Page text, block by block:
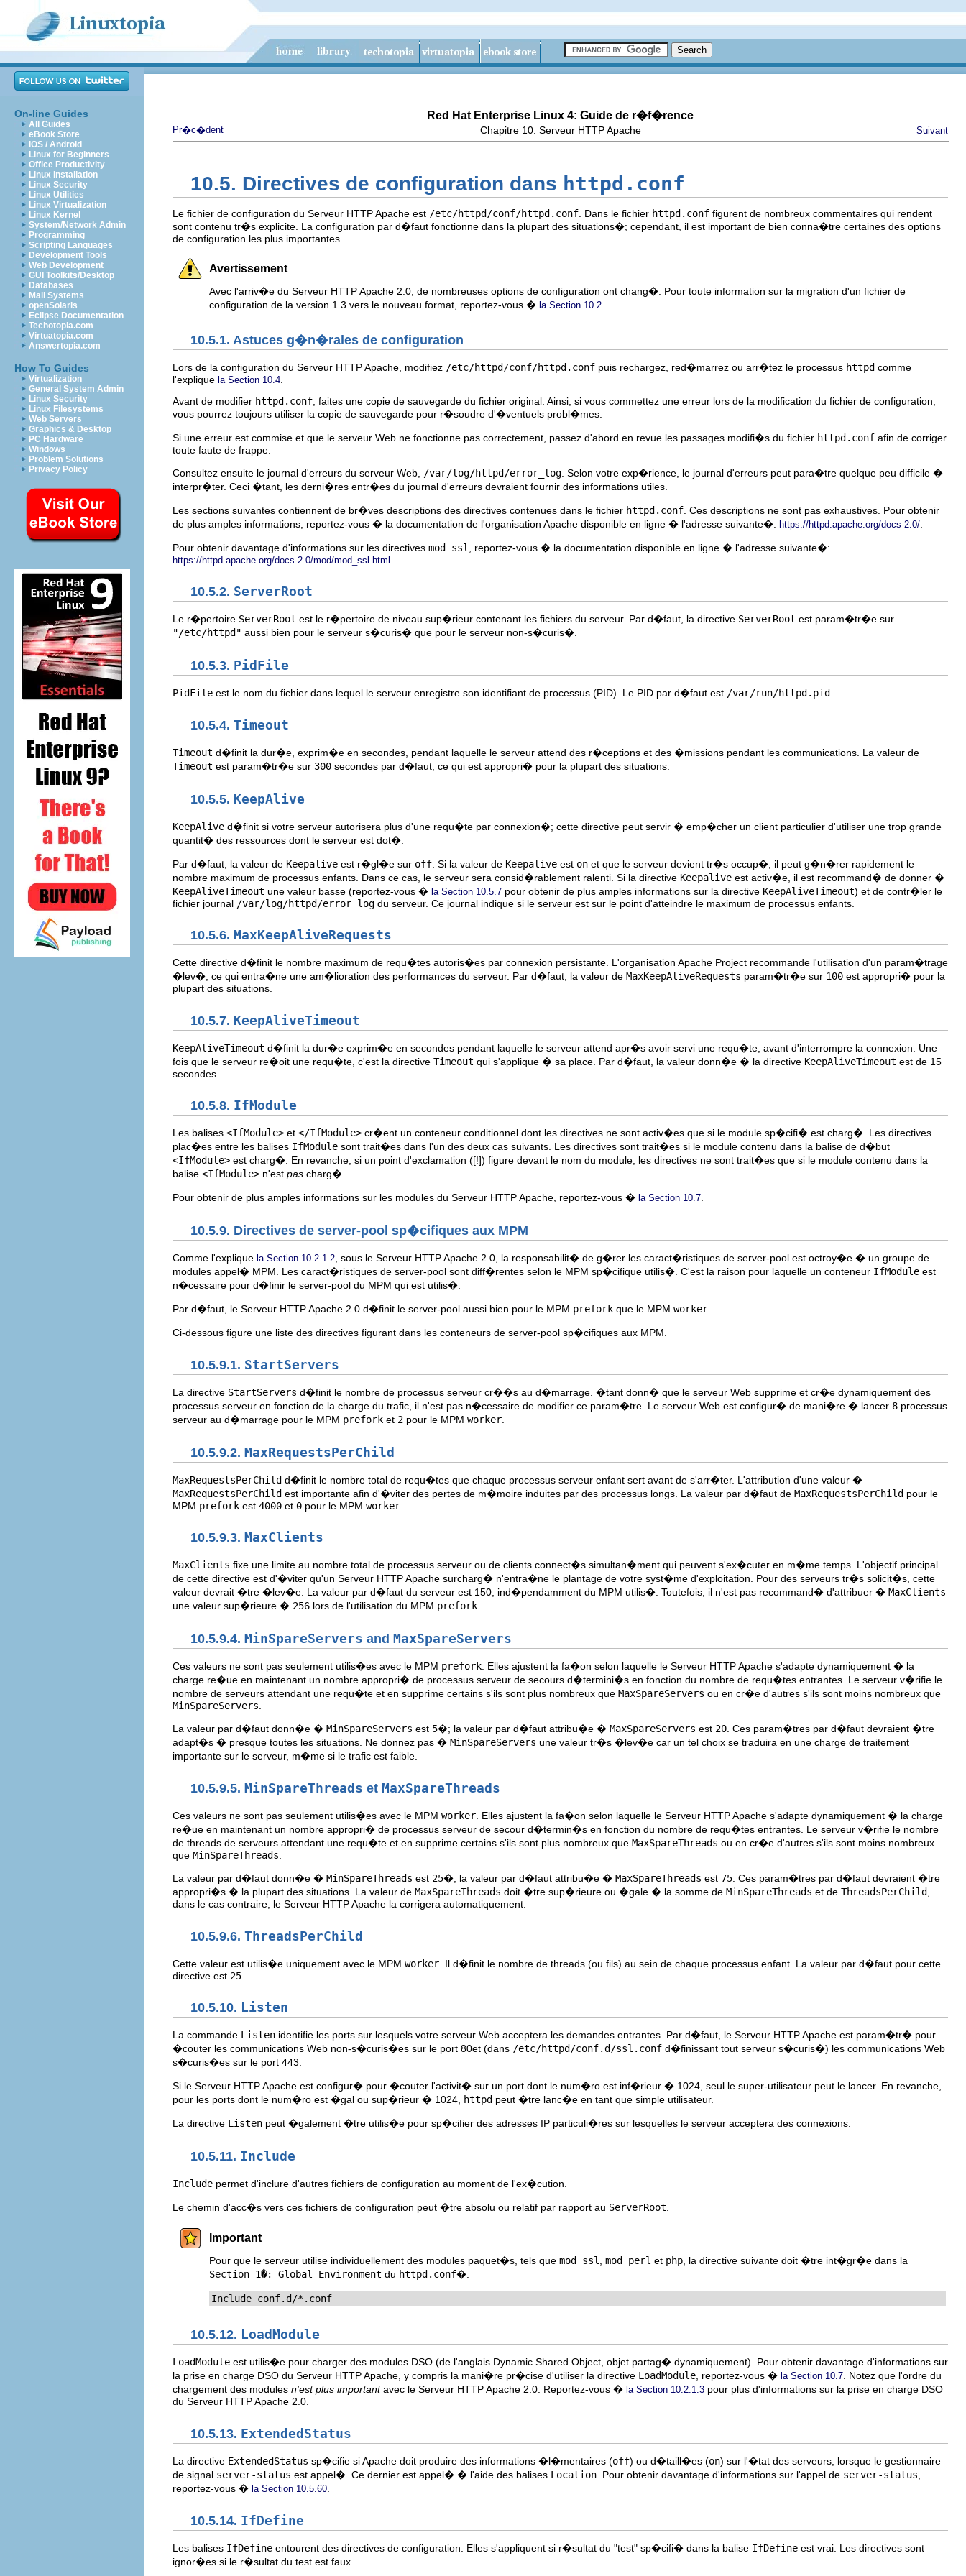
On-line Guides
All Guides
eBook Store
iOS / Android
Linux for Beginners
Office Productivity
Linux Installation
Linux Security
Linux Utilities
Linux Virtualization
Linux Kernel
System/Network Admin
Programming
Scripting Languages
Development Tools
Web Development
GUI Toolkits/Desktop
Databases
Mail Systems
openSolaris
Eclipse Documentation
Techotopia.com
Virtuatopia.com
Answertopia.com
How To Guides
Virtualization
General System Admin
Linux Security
Linux Filesystems
Web Servers
Graphics & Desktop
PC Hardware
Windows
Problem Solutions
Privacy Policy
Red Hat Enterprise Linux 4: Guide de r�f�rence
Pr�c�dent Chapitre 10. Serveur HTTP Apache Suivant
10.5. Directives de configuration dans httpd.conf
Le fichier de configuration du Serveur HTTP Apache est /etc/httpd/conf/httpd.conf . Dans le fichier httpd.conf figurent de nombreux commentaires qui rendent
sont contenu tr�s explicite. La configuration par d�faut fonctionne dans la plupart des situations�; cependant, il est important de bien conna�tre certaines des options
de configuration les plus importantes.
Avertissement
Avec l'arriv�e du Serveur HTTP Apache 2.0, de nombreuses options de configuration ont chang�. Pour toute information sur la migration d'un fichier de
configuration de la version 1.3 vers le nouveau format, reportez-vous � la Section 10.2
10.5.1. Astuces g�n�rales de configuration
Lors de la configuration du Serveur HTTP Apache, modifiez /etc/httpd/conf/httpd.conf puis rechargez, red�marrez ou arr�tez le processus httpd comme
l'explique la Section 10.4
Avant de modifier httpd.conf , faites une copie de sauvegarde du fichier original. Ainsi, si vous commettez une erreur lors de la modification du fichier de configuration,
vous pourrez toujours utiliser la copie de sauvegarde pour r�soudre d'�ventuels probl�mes.
Si une erreur est commise et que le serveur Web ne fonctionne pas correctement, passez d'abord en revue les passages modifi�s du fichier httpd.conf afin de corriger
toute faute de frappe.
Consultez ensuite le journal d'erreurs du serveur Web,
/var/log/httpd/error_log . Selon votre exp�rience, le journal d'erreurs peut para�tre quelque peu difficile �
interpr�ter. Ceci �tant, les derni�res entr�es du journal d'erreurs devraient fournir des informations utiles.
Les sections suivantes contiennent de br�ves descriptions des directives contenues dans le fichier httpd.conf . Ces descriptions ne sont pas exhaustives. Pour obtenir
de plus amples informations, reportez-vous � la documentation de l'organisation Apache disponible en ligne � l'adresse suivante�: https://httpd.apache.org/docs-2.0/
Pour obtenir davantage d'informations sur les directives mod_ssl , reportez-vous � la documentation disponible en ligne � l'adresse suivante�:
https://httpd.apache.org/docs-2.0/mod/mod_ssl.html
10.5.2. ServerRoot
Le r�pertoire ServerRoot est le r�pertoire de niveau sup�rieur contenant les fichiers du serveur. Par d�faut, la directive ServerRoot est param�tr�e sur
"/etc/httpd" aussi bien pour le serveur s�curis� que pour le serveur non-s�curis�.
10.5.3. PidFile
PidFile est le nom du fichier dans lequel le serveur enregistre son identifiant de processus (PID). Le PID par d�faut est /var/run/httpd.pid
10.5.4. Timeout
Timeout d�finit la dur�e, exprim�e en secondes, pendant laquelle le serveur attend des r�ceptions et des �missions pendant les communications. La valeur de
Timeout est param�tr�e sur 300 secondes par d�faut, ce qui est appropri� pour la plupart des situations.
10.5.5. KeepAlive
KeepAlive d�finit si votre serveur autorisera plus d'une requ�te par connexion�; cette directive peut servir � emp�cher un client particulier d'utiliser une trop grande
quantit� des ressources dont le serveur est dot�.
Par d�faut, la valeur de Keepalive est r�gl�e sur off . Si la valeur de Keepalive est on et que le serveur devient tr�s occup�, il peut g�n�rer rapidement le
nombre maximum de processus enfants. Dans ce cas, le serveur sera consid�rablement ralenti. Si la directive Keepalive est activ�e, il est recommand� de donner �
KeepAliveTimeout une valeur basse (reportez-vous � la Section 10.5.7 pour obtenir de plus amples informations sur la directive KeepAliveTimeout) et de contr�ler le
fichier journal /var/log/httpd/error_log du serveur. Ce journal indique si le serveur est sur le point d'atteindre le maximum de processus enfants.
10.5.6. MaxKeepAliveRequests
Cette directive d�finit le nombre maximum de requ�tes autoris�es par connexion persistante. L'organisation Apache Project recommande l'utilisation d'un param�trage
�lev�, ce qui entra�ne une am�lioration des performances du serveur. Par d�faut, la valeur de MaxKeepAliveRequests param�tr�e sur 100 est appropri� pour la
plupart des situations.
10.5.7. KeepAliveTimeout
KeepAliveTimeout d�finit la dur�e exprim�e en secondes pendant laquelle le serveur attend apr�s avoir servi une requ�te, avant d'interrompre la connexion. Une
fois que le serveur re�oit une requ�te, c'est la directive Timeout qui s'applique � sa place. Par d�faut, la valeur donn�e � la directive KeepAliveTimeout est de 15
secondes.
10.5.8. IfModule
Les balises <IfModule> et </IfModule> cr�ent un conteneur conditionnel dont les directives ne sont activ�es que si le module sp�cifi� est charg�. Les directives
plac�es entre les balises IfModule sont trait�es dans l'un des deux cas suivants. Les directives sont trait�es si le module contenu dans la balise de d�but
<IfModule> est charg�. En revanche, si un point d'exclamation ([!]) figure devant le nom du module, les directives ne sont trait�es que si le module contenu dans la
balise <IfModule> n'est pas charg�.
Pour obtenir de plus amples informations sur les modules du Serveur HTTP Apache, reportez-vous � la Section 10.7
10.5.9. Directives de server-pool sp�cifiques aux MPM
Comme l'explique la Section 10.2.1.2 , sous le Serveur HTTP Apache 2.0, la responsabilit� de g�rer les caract�ristiques de server-pool est octroy�e � un groupe de
modules appel� MPM. Les caract�ristiques de server-pool sont diff�rentes selon le MPM sp�cifique utilis�. C'est la raison pour laquelle un conteneur IfModule est
n�cessaire pour d�finir le server-pool du MPM qui est utilis�.
Par d�faut, le Serveur HTTP Apache 2.0 d�finit le server-pool aussi bien pour le MPM prefork que le MPM worker
Ci-dessous figure une liste des directives figurant dans les conteneurs de server-pool sp�cifiques aux MPM.
10.5.9.1. StartServers
La directive StartServers d�finit le nombre de processus serveur cr��s au d�marrage. �tant donn� que le serveur Web supprime et cr�e dynamiquement des
processus serveur en fonction de la charge du trafic, il n'est pas n�cessaire de modifier ce param�tre. Le serveur Web est configur� de mani�re � lancer 8 processus
serveur au d�marrage pour le MPM prefork et 2 pour le MPM worker
10.5.9.2. MaxRequestsPerChild
MaxRequestsPerChild d�finit le nombre total de requ�tes que chaque processus serveur enfant sert avant de s'arr�ter. L'attribution d'une valeur �
MaxRequestsPerChild est importante afin d'�viter des pertes de m�moire induites par des processus longs. La valeur par d�faut de MaxRequestsPerChild pour le
MPM prefork est 4000 et 0 pour le MPM worker
10.5.9.3. MaxClients
MaxClients fixe une limite au nombre total de processus serveur ou de clients connect�s simultan�ment qui peuvent s'ex�cuter en m�me temps. L'objectif principal
de cette directive est d'�viter qu'un Serveur HTTP Apache surcharg� n'entra�ne le plantage de votre syst�me d'exploitation. Pour des serveurs tr�s solicit�s, cette
valeur devrait �tre �lev�e. La valeur par d�faut du serveur est 150, ind�pendamment du MPM utilis�. Toutefois, il n'est pas recommand� d'attribuer � MaxClients
une valeur sup�rieure � 256 lors de l'utilisation du MPM prefork
10.5.9.4. MinSpareServers and MaxSpareServers
Ces valeurs ne sont pas seulement utilis�es avec le MPM prefork . Elles ajustent la fa�on selon laquelle le Serveur HTTP Apache s'adapte dynamiquement � la
charge re�ue en maintenant un nombre appropri� de processus serveur de secours d�termini�s en fonction du nombre de requ�tes entrantes. Le serveur v�rifie le
nombre de serveurs attendant une requ�te et en supprime certains s'ils sont plus nombreux que MaxSpareServers ou en cr�e d'autres s'ils sont moins nombreux que
MinSpareServers
La valeur par d�faut donn�e � MinSpareServers est 5�; la valeur par d�faut attribu�e � MaxSpareServers est 20 . Ces param�tres par d�faut devraient �tre
adapt�s � presque toutes les situations. Ne donnez pas � MinSpareServers une valeur tr�s �lev�e car un tel choix se traduira en une charge de traitement
importante sur le serveur, m�me si le trafic est faible.
10.5.9.5. MinSpareThreads et MaxSpareThreads
Ces valeurs ne sont pas seulement utilis�es avec le MPM worker . Elles ajustent la fa�on selon laquelle le Serveur HTTP Apache s'adapte dynamiquement � la charge
re�ue en maintenant un nombre appropri� de processus serveur de secour d�termin�s en fonction du nombre de requ�tes entrantes. Le serveur v�rifie le nombre
de threads de serveurs attendant une requ�te et en supprime certains s'ils sont plus nombreux que MaxSpareThreads ou en cr�e d'autres s'ils sont moins nombreux
que MinSpareThreads
La valeur par d�faut donn�e � MinSpareThreads est 25�; la valeur par d�faut attribu�e � MaxSpareThreads est 75 . Ces param�tres par d�faut devraient �tre
appropri�s � la plupart des situations. La valeur de MaxSpareThreads doit �tre sup�rieure ou �gale � la somme de MinSpareThreads et de ThreadsPerChild
dans le cas contraire, le Serveur HTTP Apache la corrigera automatiquement.
10.5.9.6. ThreadsPerChild
Cette valeur est utilis�e uniquement avec le MPM worker . Il d�finit le nombre de threads (ou fils) au sein de chaque processus enfant. La valeur par d�faut pour cette
directive est 25
10.5.10. Listen
La commande Listen identifie les ports sur lesquels votre serveur Web acceptera les demandes entrantes. Par d�faut, le Serveur HTTP Apache est param�tr� pour
�couter les communications Web non-s�curis�es sur le port 80et (dans /etc/httpd/conf.d/ssl.conf d�finissant tout serveur s�curis�) les communications Web
s�curis�es sur le port 443.
Si le Serveur HTTP Apache est configur� pour �couter l'activit� sur un port dont le num�ro est inf�rieur � 1024, seul le super-utilisateur peut le lancer. En revanche,
pour les ports dont le num�ro est �gal ou sup�rieur � 1024,
httpd peut �tre lanc�e en tant que simple utilisateur.
La directive Listen peut �galement �tre utilis�e pour sp�cifier des adresses IP particuli�res sur lesquelles le serveur acceptera des connexions.
10.5.11. Include
Include permet d'inclure d'autres fichiers de configuration au moment de l'ex�cution.
Le chemin d'acc�s vers ces fichiers de configuration peut �tre absolu ou relatif par rapport au ServerRoot
Important
Pour que le serveur utilise individuellement des modules paquet�s, tels que mod_ssl mod_perl et php , la directive suivante doit �tre int�gr�e dans la
Section 1�: Global Environment du httpd.conf�:
Include conf.d/*.conf
10.5.12. LoadModule
LoadModule est utilis�e pour charger des modules DSO (de l'anglais Dynamic Shared Object, objet partag� dynamiquement). Pour obtenir davantage d'informations sur
la prise en charge DSO du Serveur HTTP Apache, y compris la mani�re pr�cise d'utiliser la directive LoadModule , reportez-vous � la Section 10.7 . Notez que l'ordre du
chargement des modules n'est plus importantavec le Serveur HTTP Apache 2.0. Reportez-vous � la Section 10.2.1.3 pour plus d'informations sur la prise en charge DSO
du Serveur HTTP Apache 2.0.
10.5.13. ExtendedStatus
La directive ExtendedStatus sp�cifie si Apache doit produire des informations �l�mentaires (off) ou d�taill�es (on) sur l'�tat des serveurs, lorsque le gestionnaire
de signal server-status est appel�. Ce dernier est appel� � l'aide des balises Location . Pour obtenir davantage d'informations sur l'appel de server-status
reportez-vous � la Section 10.5.60
10.5.14. IfDefine
Les balises IfDefine entourent des directives de configuration. Elles s'appliquent si r�sultat du "test" sp�cifi� dans la balise IfDefine est vrai. Les directives sont
ignor�es si le r�sultat du test est faux.